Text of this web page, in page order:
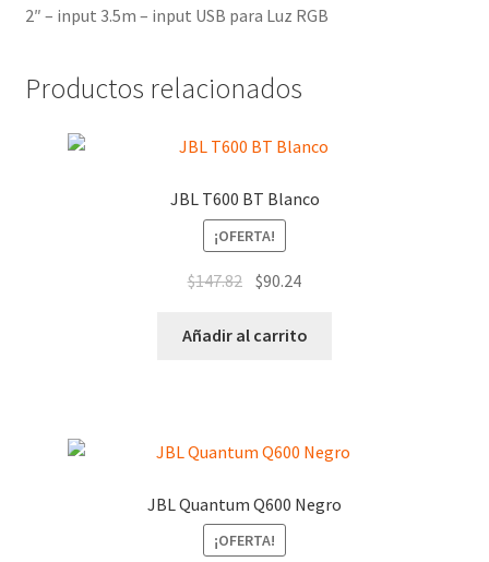
2″ – input 3.5m – input USB para Luz RGB
Productos relacionados
JBL T600 BT Blanco
¡OFERTA!
$147.82 $90.24
Añadir al carrito
JBL Quantum Q600 Negro
¡OFERTA!